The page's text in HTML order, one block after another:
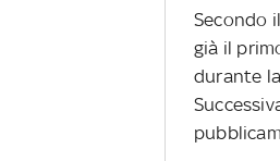
Secondo
già il
durante